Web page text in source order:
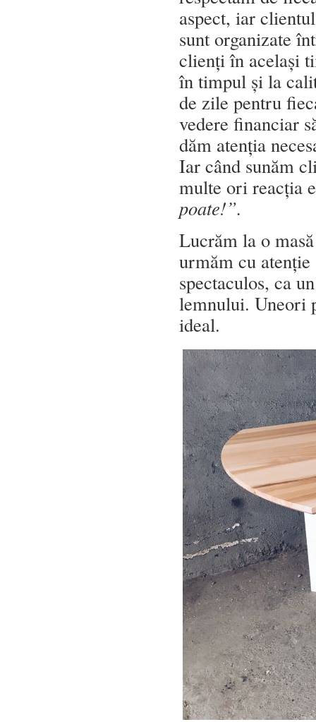
aspect, iar
sunt organizate
clienți în același
în timpul și la
de zile pentru
vedere financiar
dăm atenția
Iar când sunăm
multe ori reacția
poate!”.
Lucrăm la o
urmăm cu
spectaculos, ca
lemnului. Uneori
ideal.